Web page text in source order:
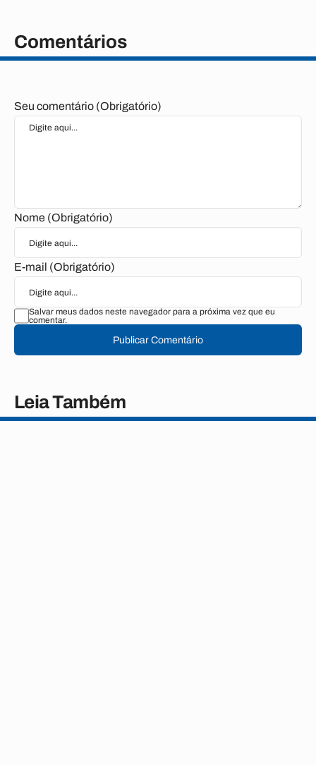
Comentários
Seu comentário (Obrigatório)
Nome (Obrigatório)
E-mail (Obrigatório)
Salvar meus dados neste navegador para a próxima vez que eu
comentar.
Publicar Comentário
Leia Também